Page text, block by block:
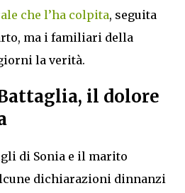
che l’ha colpita, seguita
ma i familiari della
la verità.
il dolore
di Sonia e il marito
dichiarazioni dinnanzi